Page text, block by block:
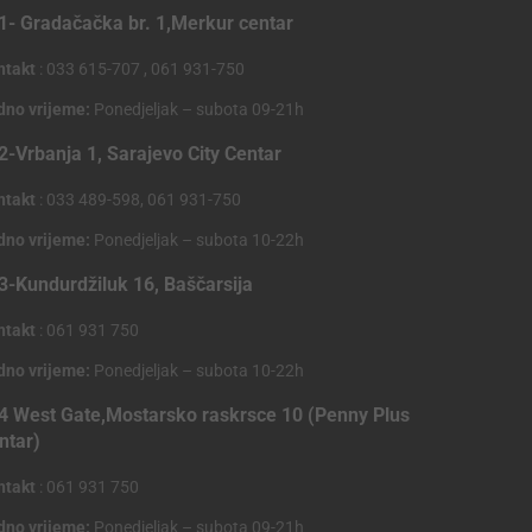
Gradačačka br. 1,Merkur centar
: 033 615-707 , 061 931-750
vrijeme: Ponedjeljak – subota 09-21h
Vrbanja 1, Sarajevo City Centar
: 033 489-598, 061 931-750
vrijeme: Ponedjeljak – subota 10-22h
Kundurdžiluk 16, Baščarsija
: 061 931 750
vrijeme: Ponedjeljak – subota 10-22h
West Gate,Mostarsko raskrsce 10 (Penny Plus
: 061 931 750
vrijeme: Ponedjeljak – subota 09-21h